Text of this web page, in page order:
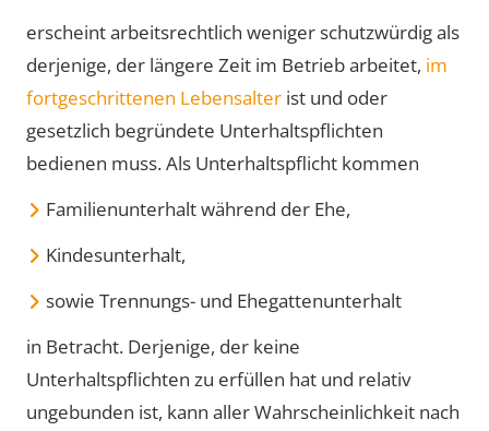
erscheint arbeitsrechtlich weniger schutzwürdig als
derjenige, der längere Zeit im Betrieb arbeitet, im
fortgeschrittenen Lebensalter ist und oder
gesetzlich begründete Unterhaltspflichten
bedienen muss. Als Unterhaltspflicht kommen
Familienunterhalt während der Ehe,
Kindesunterhalt,
sowie Trennungs- und Ehegattenunterhalt
in Betracht. Derjenige, der keine
Unterhaltspflichten zu erfüllen hat und relativ
ungebunden ist, kann aller Wahrscheinlichkeit nach